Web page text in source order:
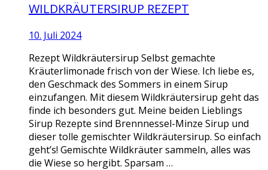
WILDKRÄUTERSIRUP REZEPT
10. Juli 2024
Rezept Wildkräutersirup Selbst gemachte
Kräuterlimonade frisch von der Wiese. Ich liebe es,
den Geschmack des Sommers in einem Sirup
einzufangen. Mit diesem Wildkräutersirup geht das
finde ich besonders gut. Meine beiden Lieblings
Sirup Rezepte sind Brennnessel-Minze Sirup und
dieser tolle gemischter Wildkräutersirup. So einfach
geht’s! Gemischte Wildkräuter sammeln, alles was
die Wiese so hergibt. Sparsam …